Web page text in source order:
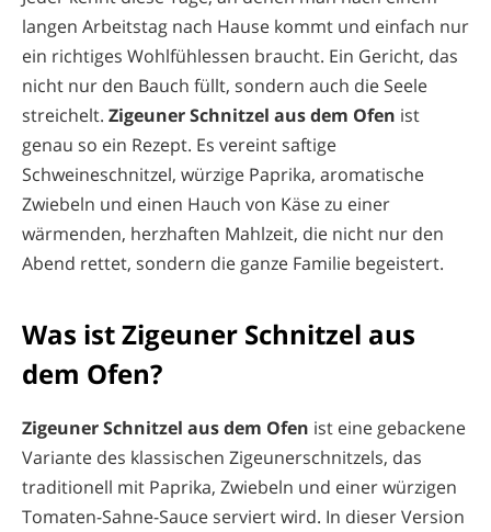
langen Arbeitstag nach Hause kommt und einfach nur
ein richtiges Wohlfühlessen braucht. Ein Gericht, das
nicht nur den Bauch füllt, sondern auch die Seele
streichelt. Zigeuner Schnitzel aus dem Ofen ist
genau so ein Rezept. Es vereint saftige
Schweineschnitzel, würzige Paprika, aromatische
Zwiebeln und einen Hauch von Käse zu einer
wärmenden, herzhaften Mahlzeit, die nicht nur den
Abend rettet, sondern die ganze Familie begeistert.
Was ist Zigeuner Schnitzel aus
dem Ofen?
Zigeuner Schnitzel aus dem Ofen ist eine gebackene
Variante des klassischen Zigeunerschnitzels, das
traditionell mit Paprika, Zwiebeln und einer würzigen
Tomaten-Sahne-Sauce serviert wird. In dieser Version